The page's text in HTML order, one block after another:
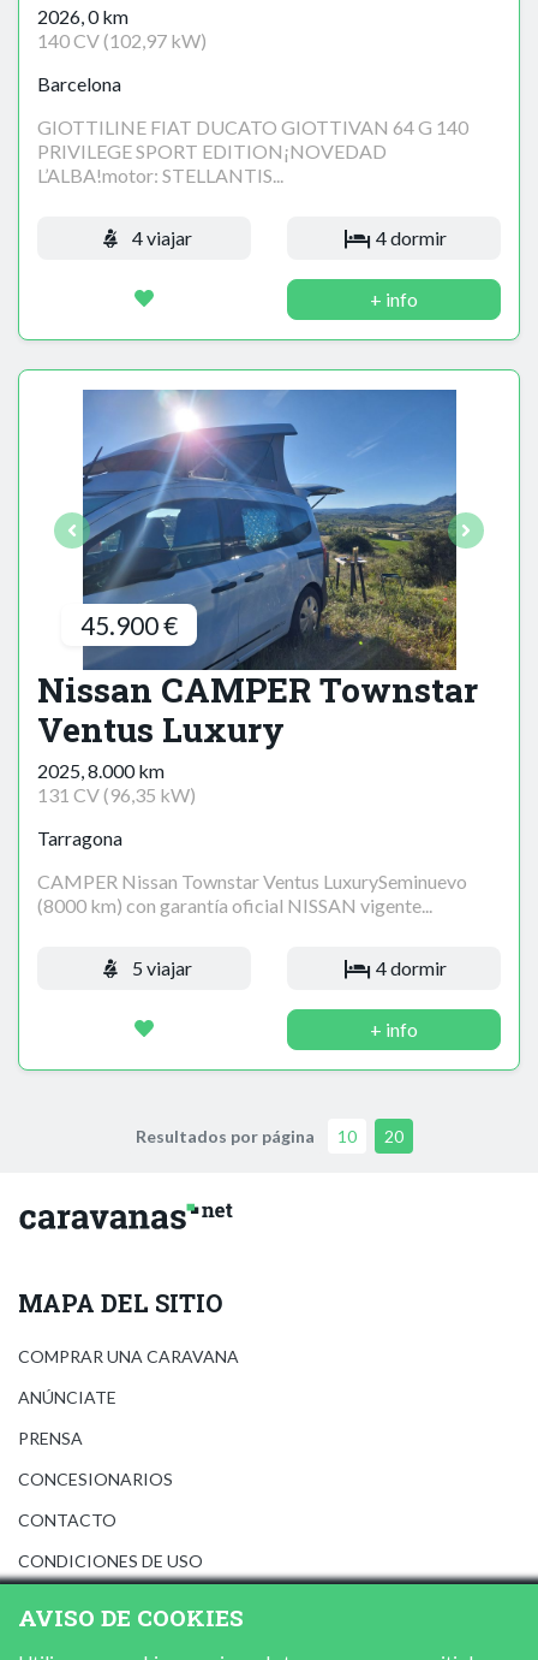
2026, 0 km
140 CV (102,97 kW)
Barcelona
GIOTTILINE FIAT DUCATO GIOTTIVAN 64 G 140
PRIVILEGE SPORT EDITION¡NOVEDAD
L’ALBA!motor: STELLANTIS...
4 viajar 4 dormir
+ info
45.900 €
Nissan CAMPER Townstar
Ventus Luxury
2025, 8.000 km
131 CV (96,35 kW)
Tarragona
CAMPER Nissan Townstar Ventus LuxurySeminuevo
(8000 km) con garantía oficial NISSAN vigente...
5 viajar 4 dormir
+ info
Resultados por página 10 20
MAPA DEL SITIO
COMPRAR UNA CARAVANA
ANÚNCIATE
PRENSA
CONCESIONARIOS
CONTACTO
CONDICIONES DE USO
AVISO DE COOKIES